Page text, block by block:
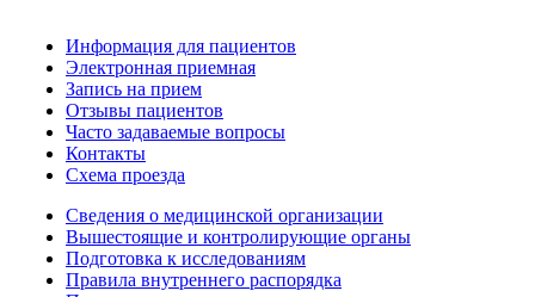
Информация для пациентов
Электронная приемная
Запись на прием
Отзывы пациентов
Часто задаваемые вопросы
Контакты
Схема проезда
Сведения о медицинской организации
Вышестоящие и контролирующие органы
Подготовка к исследованиям
Правила внутреннего распорядка